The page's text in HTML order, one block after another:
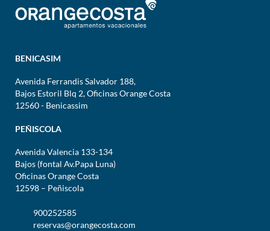
BENICASIM
Avenida Ferrandis Salvador 188,
Bajos Estoril Blq 2, Oficinas Orange Costa
12560 - Benicassim
PEÑISCOLA
Avenida Valencia 133-134
Bajos (fontal Av.Papa Luna)
Oficinas Orange Costa
12598 – Peñiscola
900252585
reservas@orangecosta.com